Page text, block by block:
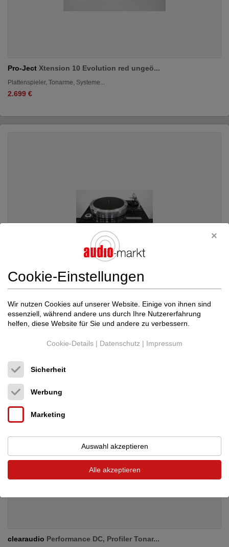
Pro-Ject Xtension 10 Evolution red ungeö...
Plattenspieler, Tonarme, Systeme...
2.699 €
EAT Euro Audio Team Forte S mit IKEDA IT-...
Plattenspieler, Tonarme, Systeme...
Neupreis: 14.600 €
clearaudio Performance DC, Profiler Tonar...
Cookie-Einstellungen
Wir nutzen Cookies auf unserer Website. Einige von ihnen sind
essenziell, während andere uns durch Ihre Nutzererfahrung
helfen, diese Website für Sie und andere zu verbessern.
Cookie-Details | Datenschutz | Impressum
Sicherheit
Werbung
Marketing
Auswahl akzeptieren
Alle akzeptieren